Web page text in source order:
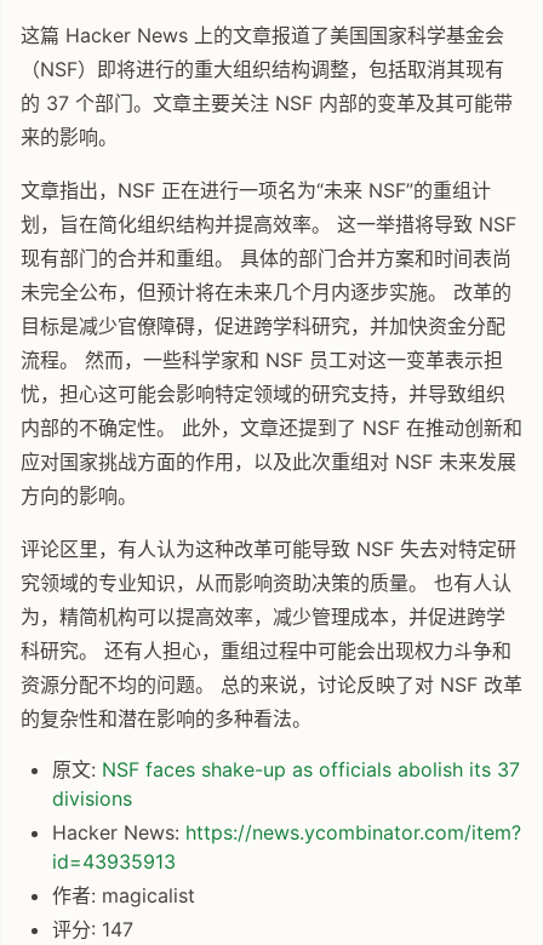
这篇 Hacker News 上的文章报道了美国国家科学基金会
（NSF）即将进行的重大组织结构调整，包括取消其现有
的 37 个部门。文章主要关注 NSF 内部的变革及其可能带
来的影响。
文章指出，NSF 正在进行一项名为“未来 NSF”的重组计
划，旨在简化组织结构并提高效率。 这一举措将导致 NSF
现有部门的合并和重组。 具体的部门合并方案和时间表尚
未完全公布，但预计将在未来几个月内逐步实施。 改革的
目标是减少官僚障碍，促进跨学科研究，并加快资金分配
流程。 然而，一些科学家和 NSF 员工对这一变革表示担
忧，担心这可能会影响特定领域的研究支持，并导致组织
内部的不确定性。 此外，文章还提到了 NSF 在推动创新和
应对国家挑战方面的作用，以及此次重组对 NSF 未来发展
方向的影响。
评论区里，有人认为这种改革可能导致 NSF 失去对特定研
究领域的专业知识，从而影响资助决策的质量。 也有人认
为，精简机构可以提高效率，减少管理成本，并促进跨学
科研究。 还有人担心，重组过程中可能会出现权力斗争和
资源分配不均的问题。 总的来说，讨论反映了对 NSF 改革
的复杂性和潜在影响的多种看法。
原文: NSF faces shake-up as officials abolish its 37
divisions
Hacker News: https://news.ycombinator.com/item?
id=43935913
作者: magicalist
评分: 147